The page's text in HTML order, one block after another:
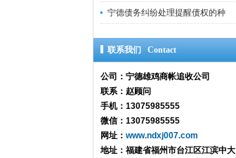
宁德债务纠纷处理提醒债权的种
联系我们 Contact
公司：宁德雄鸡商帐追收公司
联系：赵顾问
手机：13075985555
微信：13075985555
网址： www.ndxj007.com
地址：福建省福州市台江区江滨中大